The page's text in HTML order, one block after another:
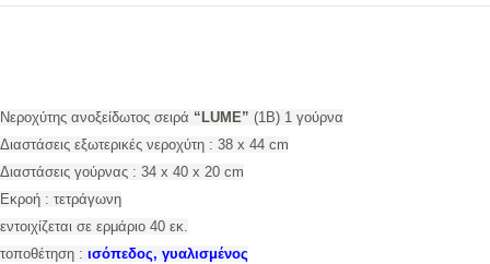
Νεροχύτης ανοξείδωτος σειρά “LUME” (1B) 1 γούρνα
Διαστάσεις εξωτερικές νεροχύτη : 38 x 44 cm
Διαστάσεις γούρνας : 34 x 40 x 20 cm
Εκροή : τετράγωνη
εντοιχίζεται σε ερμάριο 40 εκ.
τοποθέτηση : ισόπεδος, γυαλισμένος